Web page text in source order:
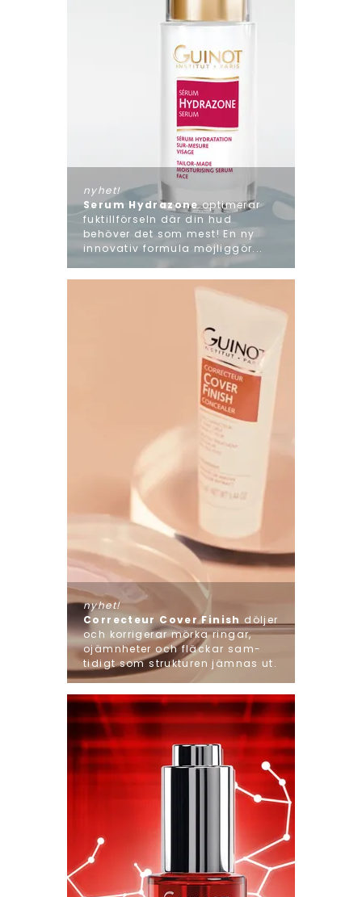
nyhet!
Serum Hydrazoneoptimerar
fuktillförseln där din hud
behöver det som mest! En ny
innovativ formula möjliggör...
nyhet!
Correcteur Cover Finish döljer
och korrigerar mörka ringar,
ojämnheter och fläckar sam-
tidigt som strukturen jämnas ut.